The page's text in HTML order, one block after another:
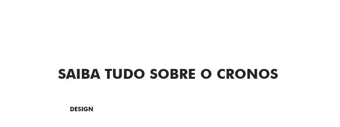
SAIBA TUDO SOBRE O CRONOS
DESIGN